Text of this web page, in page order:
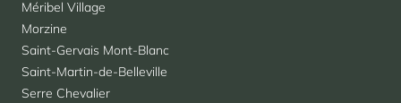
Méribel Village
Morzine
Saint-Gervais Mont-Blanc
Saint-Martin-de-Belleville
Serre Chevalier